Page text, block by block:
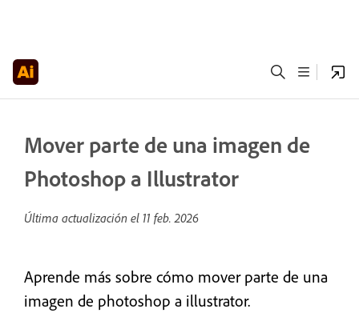
Mover parte de una imagen de
Photoshop a Illustrator
Última actualización el 11 feb. 2026
Aprende más sobre cómo mover parte de una
imagen de photoshop a illustrator.